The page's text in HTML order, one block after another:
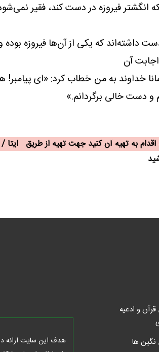
فیروزه در دست کند، فقیر
داشته‌اند که یکی از آن‌ها فیروزه
خداوند به من خطاب کرد: «ای
و دست خالی برگردانم.»
کنید جهت تهیه از طریق ایتا / واتساپ / تلگرام/ 09352156727 یا
و ادعیه
ها
هدف این سایت ارائه